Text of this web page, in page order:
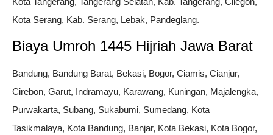
Kota Serang, Kab. Serang, Lebak, Pandeglang.
Biaya Umroh 1445 Hijriah Jawa Barat
Bandung, Bandung Barat, Bekasi, Bogor, Ciamis, Cianjur,
Cirebon, Garut, Indramayu, Karawang, Kuningan, Majalengka,
Purwakarta, Subang, Sukabumi, Sumedang, Kota
Tasikmalaya, Kota Bandung, Banjar, Kota Bekasi, Kota Bogor,